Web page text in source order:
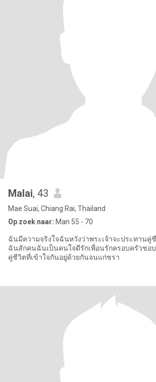
Malai, 43
Mae Suai, Chiang Rai, Thailand
Op zoek naar: Man 55 - 70
ฉันมีความจริงใจฉันหวังว่าพระเจ้าจะประทานคู่
ฉันสักคนฉันเป็นคนใจดีรักเพื่อนรักครอบครัวชอ
คู่ชีวิตที่เข้าใจกันอยู่ด้วยกันจนแก่ชรา